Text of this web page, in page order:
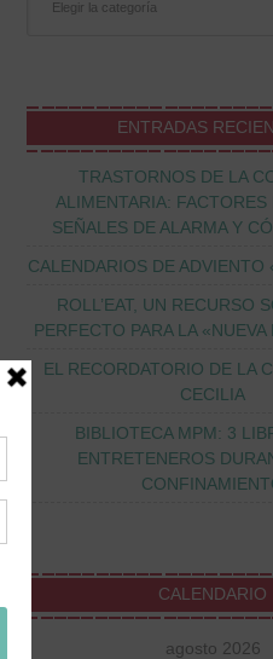
ENTRADAS
TRASTORNOS DE LA
ALIMENTARIA: FACTORES
SEÑALES DE ALARMA Y
CALENDARIOS DE ADVIENTO
ROLL’EAT, UN RECURSO
PERFECTO PARA LA
EL RECORDATORIO DE LA
CECILIA
BIBLIOTECA MPM: 3
ENTRETENEROS
CALENDARIO
agosto 2026